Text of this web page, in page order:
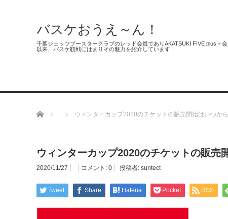
バスケおうえ～ん！
千葉ジェッツブースタークラブのレッド会員でありAKATSUKI FIVE plus
以来、バスケ観戦にはまりその魅力を紹介しています！
ホーム ウィンターカップ2020のチケットの販売開始はいつか
ウィンターカップ2020のチケットの販売
2020/11/27 コメント: 0 投稿者: suntect
Tweet Share Hatena Pocket RSS